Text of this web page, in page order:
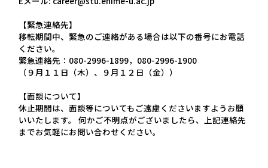
【緊急連絡先】
移転期間中、緊急のご連絡がある場合は以下の番号にお電話
ください。
緊急連絡先：080-2996-1899，080-2996-1900
（９月１１日（木）、９月１２日（金））
【面談について】
休止期間は、面談等についてもご遠慮くださいますようお願
いいたします。 何かご不明点がございましたら、上記連絡先
までお気軽にお問い合わせください。